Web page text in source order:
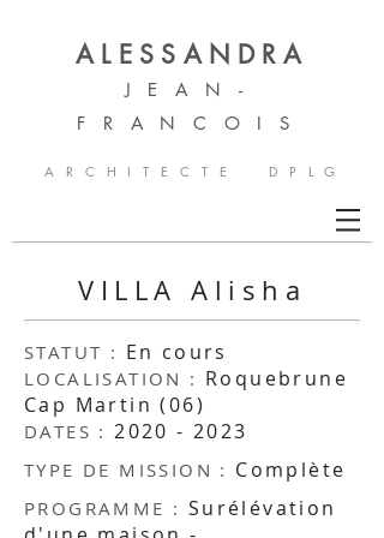
ALESSANDRA
JEAN-
FRAN COIS
A R C H I T E C T E D P L G
VILLA Alisha
STATUT : En cours
LOCALISATION : Roquebrune
Cap Martin (06)
DATES :2020 - 2023
TYPE DE MISSION : Complète
PROGRAMME : Surélévation